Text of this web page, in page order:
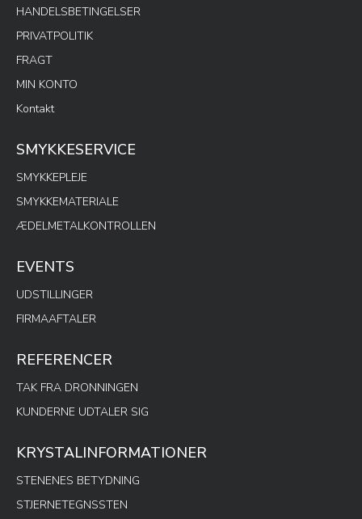
HANDELSBETINGELSER
PRIVATPOLITIK
FRAGT
MIN KONTO
Kontakt
SMYKKESERVICE
SMYKKEPLEJE
SMYKKEMATERIALE
ÆDELMETALKONTROLLEN
EVENTS
UDSTILLINGER
FIRMAAFTALER
REFERENCER
TAK FRA DRONNINGEN
KUNDERNE UDTALER SIG
KRYSTALINFORMATIONER
STENENES BETYDNING
STJERNETEGNSSTEN